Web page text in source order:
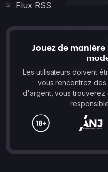
Flux RSS
Jouez de
Les utilisateurs doivent
vous rencontrez
d'argent, vous trouverez